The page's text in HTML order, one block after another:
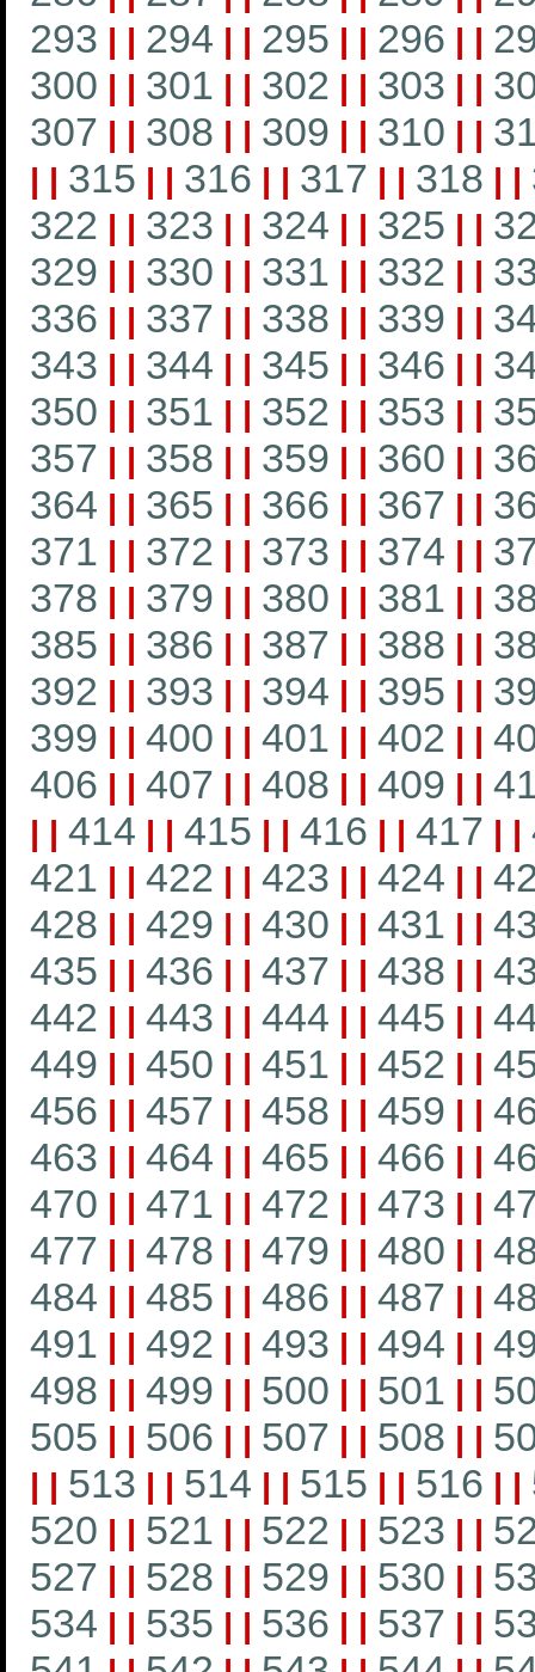
293 | | 294 | | 295 | | 296 | |
300 | | 301 | | 302 | | 303 | |
307 | | 308 | | 309 | | 310 | |
| | 315 | | 316 | | 317 | | 318 | |
322 | | 323 | | 324 | | 325 | |
329 | | 330 | | 331 | | 332 | |
336 | | 337 | | 338 | | 339 | |
343 | | 344 | | 345 | | 346 | |
350 | | 351 | | 352 | | 353 | |
357 | | 358 | | 359 | | 360 | |
364 | | 365 | | 366 | | 367 | |
371 | | 372 | | 373 | | 374 | |
378 | | 379 | | 380 | | 381 | |
385 | | 386 | | 387 | | 388 | |
392 | | 393 | | 394 | | 395 | |
399 | | 400 | | 401 | | 402 | |
406 | | 407 | | 408 | | 409 | |
| | 414 | | 415 | | 416 | | 417 | |
421 | | 422 | | 423 | | 424 | |
428 | | 429 | | 430 | | 431 | |
435 | | 436 | | 437 | | 438 | |
442 | | 443 | | 444 | | 445 | |
449 | | 450 | | 451 | | 452 | |
456 | | 457 | | 458 | | 459 | |
463 | | 464 | | 465 | | 466 | |
470 | | 471 | | 472 | | 473 | |
477 | | 478 | | 479 | | 480 | |
484 | | 485 | | 486 | | 487 | |
491 | | 492 | | 493 | | 494 | |
498 | | 499 | | 500 | | 501 | |
505 | | 506 | | 507 | | 508 | |
| | 513 | | 514 | | 515 | | 516 | |
520 | | 521 | | 522 | | 523 | |
527 | | 528 | | 529 | | 530 | |
534 | | 535 | | 536 | | 537 | |